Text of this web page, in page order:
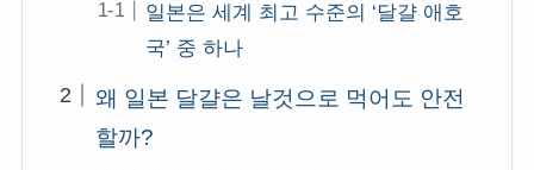
일본은 세계 최고 수준의 ‘달걀 애호
국’ 중 하나
왜 일본 달걀은 날것으로 먹어도 안전
할까?